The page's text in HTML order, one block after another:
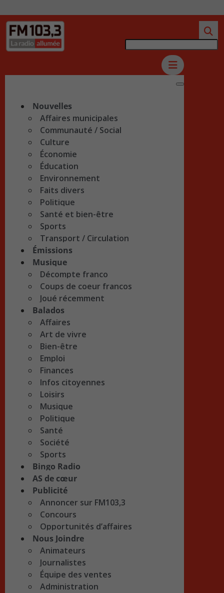
Nouvelles
Affaires municipales
Communauté / Social
Culture
Économie
Éducation
Environnement
Faits divers
Politique
Santé et bien-être
Sports
Transport / Circulation
Émissions
Musique
Décompte franco
Coups de coeur francos
Joué récemment
Balados
Affaires
Art de vivre
Bien-être
Emploi
Finances
Infos citoyennes
Loisirs
Musique
Politique
Santé
Société
Sports
Bingo Radio
AS de cœur
Publicité
Annoncer sur FM103,3
Concours
Opportunités d’affaires
Nous Joindre
Animateurs
Journalistes
Équipe des ventes
Administration